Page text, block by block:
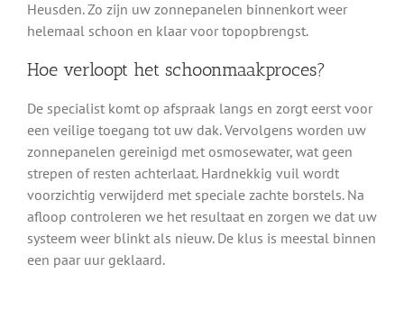
Ontvang onze gratis offerte
Plan een afspraak in
Offerte akkoord? Maak een afspraak ツ
Plaats uw aanvraag
Geheel vrijblijvend - Beveiligd verzonden
Heusden. Zo zijn uw zonnepanelen binnenkort weer
helemaal schoon en klaar voor topopbrengst.
Hoe verloopt het schoonmaakproces?
De specialist komt op afspraak langs en zorgt eerst voor
een veilige toegang tot uw dak. Vervolgens worden uw
zonnepanelen gereinigd met osmosewater, wat geen
strepen of resten achterlaat. Hardnekkig vuil wordt
voorzichtig verwijderd met speciale zachte borstels. Na
afloop controleren we het resultaat en zorgen we dat uw
systeem weer blinkt als nieuw. De klus is meestal binnen
een paar uur geklaard.